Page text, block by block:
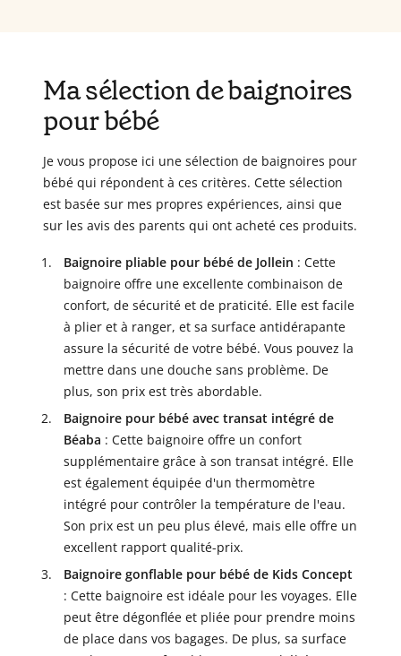
Ma sélection de baignoires
pour bébé
Je vous propose ici une sélection de baignoires pour
bébé qui répondent à ces critères. Cette sélection
est basée sur mes propres expériences, ainsi que
sur les avis des parents qui ont acheté ces produits.
Baignoire pliable pour bébé de Jollein : Cette
baignoire offre une excellente combinaison de
confort, de sécurité et de praticité. Elle est facile
à plier et à ranger, et sa surface antidérapante
assure la sécurité de votre bébé. Vous pouvez la
mettre dans une douche sans problème. De
plus, son prix est très abordable.
Baignoire pour bébé avec transat intégré de
Béaba : Cette baignoire offre un confort
supplémentaire grâce à son transat intégré. Elle
est également équipée d'un thermomètre
intégré pour contrôler la température de l'eau.
Son prix est un peu plus élevé, mais elle offre un
excellent rapport qualité-prix.
Baignoire gonflable pour bébé de Kids Concept
: Cette baignoire est idéale pour les voyages. Elle
peut être dégonflée et pliée pour prendre moins
de place dans vos bagages. De plus, sa surface